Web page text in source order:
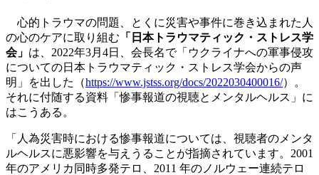
心的トラウマの問題、とくに災害や事件に巻き込まれた人
の心のケアに取り組む 「日本トラウマティック・ストレス学
会」 は、2022年3月4日、会長名で「ウクライナへの軍事侵攻
についての日本トラウマティック・ストレス学会からの声
明」を出した（https://www.jstss.org/docs/2022030400016/）。
それに付随する資料「惨事報道の視聴とメンタルヘルス」に
はこうある。
「人為災害時における惨事報道については、視聴者のメンタ
ルヘルスに悪影響を与えうることが指摘されています。2001
年のアメリカ同時多発テロ、2011 年のノルウェー連続テロ